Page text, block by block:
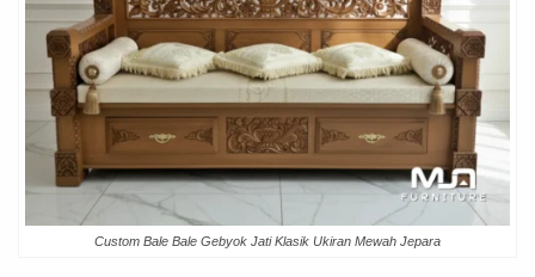
Custom Bale Bale Gebyok Jati Klasik Ukiran Mewah Jepara